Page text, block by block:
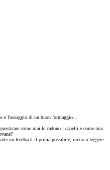
e l'assaggio di un buon formaggio...
come mai le cadono i capelli e come mai
un feedback il prima possibile, inizio a leggere